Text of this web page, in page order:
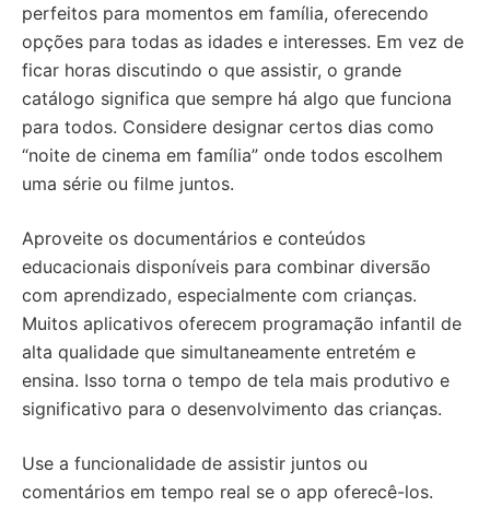
perfeitos para momentos em família, oferecendo
opções para todas as idades e interesses. Em vez de
ficar horas discutindo o que assistir, o grande
catálogo significa que sempre há algo que funciona
para todos. Considere designar certos dias como
“noite de cinema em família” onde todos escolhem
uma série ou filme juntos.
Aproveite os documentários e conteúdos
educacionais disponíveis para combinar diversão
com aprendizado, especialmente com crianças.
Muitos aplicativos oferecem programação infantil de
alta qualidade que simultaneamente entretém e
ensina. Isso torna o tempo de tela mais produtivo e
significativo para o desenvolvimento das crianças.
Use a funcionalidade de assistir juntos ou
comentários em tempo real se o app oferecê-los.